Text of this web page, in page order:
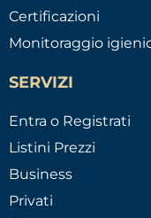
Certificazioni
Monitoraggio
SERVIZI
Entra o Registrati
Listini Prezzi
Business
Privati